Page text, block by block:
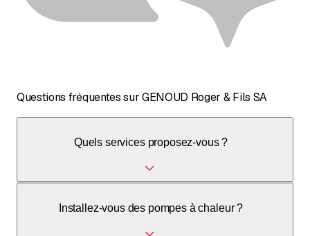
Questions fréquentes sur GENOUD Roger & Fils SA
Quels services proposez-vous ?
(pompes à chaleur), de la ventilation et des systèmes
Installez-vous des pompes à chaleur ?